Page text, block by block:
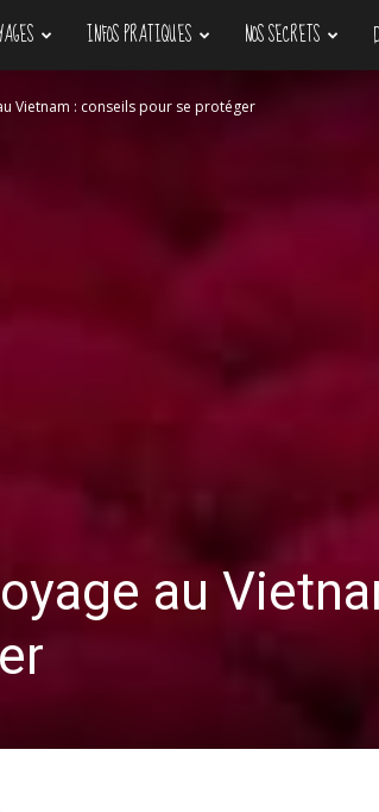
INFOS PRATIQUES NOS SECRETS
Vietnam : conseils pour se protéger
au